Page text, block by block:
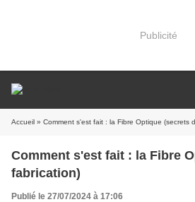
Publicité
Accueil » Comment s'est fait : la Fibre Optique (secrets
Comment s'est fait : la Fibre
fabrication)
Publié le 27/07/2024 à 17:06